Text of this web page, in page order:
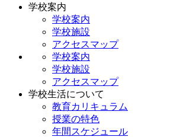
学校案内
学校案内
学校施設
アクセスマップ
学校案内
学校施設
アクセスマップ
学校生活について
教育カリキュラム
授業の特色
年間スケジュール